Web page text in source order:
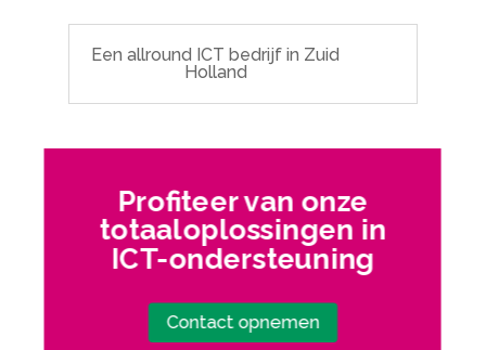
Een allround ICT bedrijf in Zuid
Holland
Profiteer van onze
totaaloplossingen in
ICT-ondersteuning
Contact opnemen